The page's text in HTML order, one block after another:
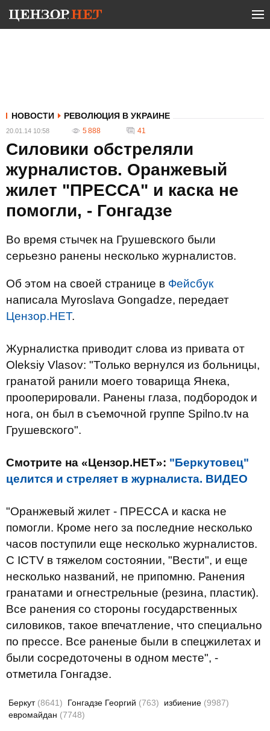
НОВОСТИ РЕВОЛЮЦИЯ В УКРАИНЕ
20.01.14 10:58 5 888 41
Силовики обстреляли
журналистов. Оранжевый
жилет "ПРЕССА" и каска не
помогли, - Гонгадзе
Во время стычек на Грушевского были
серьезно ранены несколько журналистов.
Об этом на своей странице в Фейсбук
написала Myroslava Gongadze, передает
Цензор.НЕТ.
Журналистка приводит слова из привата от
Oleksiy Vlasov: "Только вернулся из больницы,
гранатой ранили моего товарища Янека,
прооперировали. Ранены глаза, подбородок и
нога, он был в съемочной группе Spilno.tv на
Грушевского".
Смотрите на «Цензор.НЕТ»: "Беркутовец"
целится и стреляет в журналиста. ВИДЕО
"Оранжевый жилет - ПРЕССА и каска не
помогли. Кроме него за последние несколько
часов поступили еще несколько журналистов.
С ICTV в тяжелом состоянии, "Вести", и еще
несколько названий, не припомню. Ранения
гранатами и огнестрельные (резина, пластик).
Все ранения со стороны государственных
силовиков, такое впечатление, что специально
по прессе. Все раненые были в спецжилетах и
были сосредоточены в одном месте", -
отметила Гонгадзе.
Беркут (8641) Гонгадзе Георгий (763) избиение (9987)
евромайдан (7748)